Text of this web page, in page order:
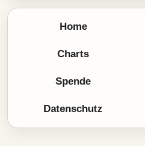
Home
Charts
Spende
Datenschutz